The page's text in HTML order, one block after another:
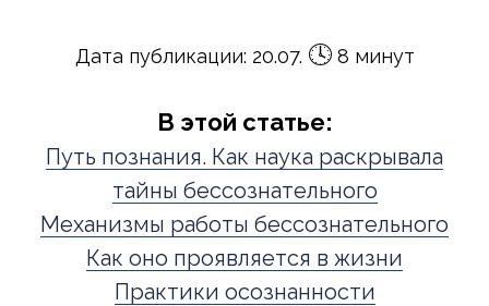
Дата публикации: 20.07. 🕓8 минут
В этой статье:
Путь познания. Как наука раскрывала
тайны бессознательного
Механизмы работы бессознательного
Как оно проявляется в жизни
Практики осознанности